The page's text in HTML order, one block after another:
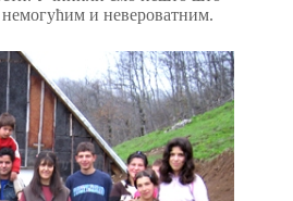
и невероватним.